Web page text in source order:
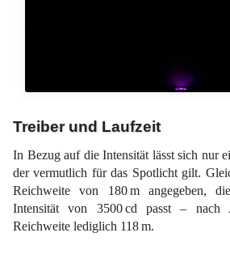
Treiber und Laufzeit
In Bezug auf die Intensität lässt sich nur
der vermutlich für das Spotlicht gilt.
Reichweite von 180 m angegeben,
Intensität von 3500 cd passt –
Reichweite lediglich 118 m.